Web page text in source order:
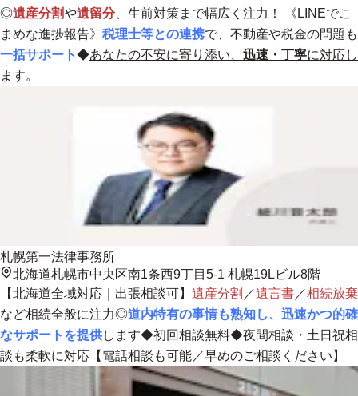
◎遺産分割や遺留分、生前対策まで幅広く注力！
《LINEでこ
まめな進捗報告》 税理士等との連携で、不動産や税金の問題も
一括サポート◆あなたの不安に寄り添い、 迅速・丁寧に対応し
ます。
札幌第一法律事務所
北海道札幌市中央区南1条西9丁目5-1 札幌19Lビル8階
【北海道全域対応 ｜出張相談可】 遺産分割 ／遺言書 ／相続放棄
など相続全般に注力◎道内特有の事情も熟知し、迅速かつ的確
なサポートを提供します◆初回相談無料◆夜間相談・土日祝相
談も柔軟に対応【電話相談も可能／早めのご相談ください】